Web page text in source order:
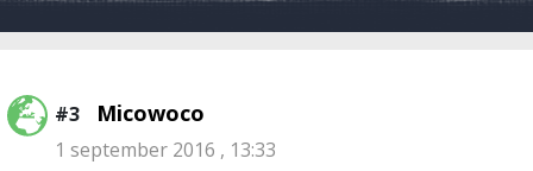
#3 Micowoco
1 september 2016 , 13:33